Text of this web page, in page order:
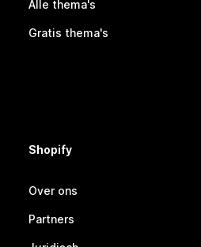
Alle thema's
Gratis thema's
Shopify
Over ons
Partners